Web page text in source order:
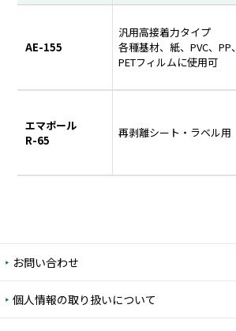
AE-155
汎用高接着力タイプ
各種基材、紙、PVC、PP、
PETフィルムに使用可
エマポール
R-65
再剥離シート・ラベル用
お問い合わせ
個人情報の取り扱いについて